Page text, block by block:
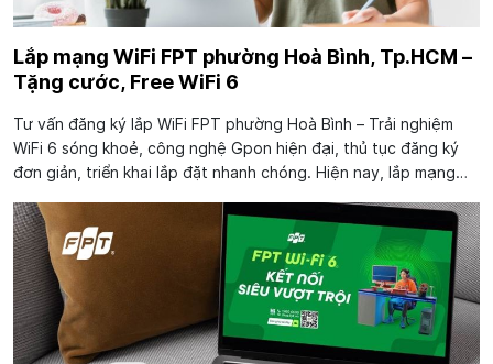
Lắp mạng WiFi FPT phường Hoà Bình, Tp.HCM –
Tặng cước, Free WiFi 6
Tư vấn đăng ký lắp WiFi FPT phường Hoà Bình – Trải nghiệm
WiFi 6 sóng khoẻ, công nghệ Gpon hiện đại, thủ tục đăng ký
đơn giản, triển khai lắp đặt nhanh chóng. Hiện nay, lắp mạng
của nhiều hộ gia đình,...